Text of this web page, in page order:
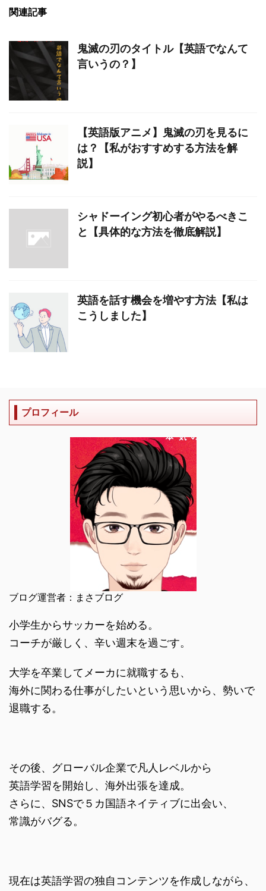
関連記事
鬼滅の刃のタイトル【英語でなんて
言いうの？】
【英語版アニメ】鬼滅の刃を見るに
は？【私がおすすめする方法を解
説】
シャドーイング初心者がやるべきこ
と【具体的な方法を徹底解説】
英語を話す機会を増やす方法【私は
こうしました】
プロフィール
ブログ運営者：まさブログ
小学生からサッカーを始める。
コーチが厳しく、辛い週末を過ごす。
大学を卒業してメーカに就職するも、
海外に関わる仕事がしたいという思いから、勢いで
退職する。
その後、グローバル企業で凡人レベルから
英語学習を開始し、海外出張を達成。
さらに、SNSで５カ国語ネイティブに出会い、
常識がバグる。
現在は英語学習の独自コンテンツを作成しながら、